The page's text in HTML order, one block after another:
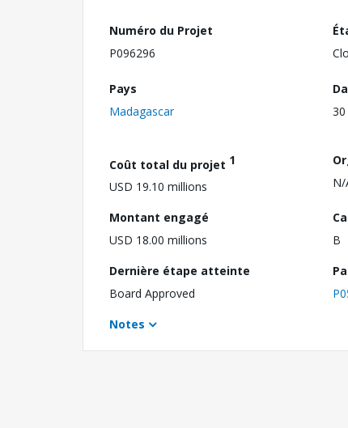
Numéro du Projet
P096296
Pays
Madagascar
Coût total du projet 1
USD 19.10 millions
N/
Montant engagé
USD 18.00 millions
B
Dernière étape atteinte
Board Approved
Notes